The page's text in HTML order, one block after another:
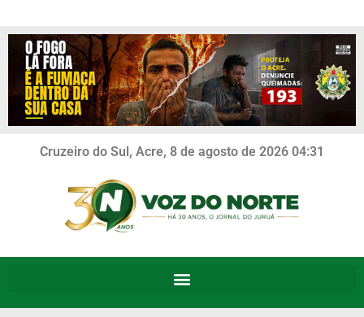
Cruzeiro do Sul, Acre, 8 de agosto de 2026 04:31